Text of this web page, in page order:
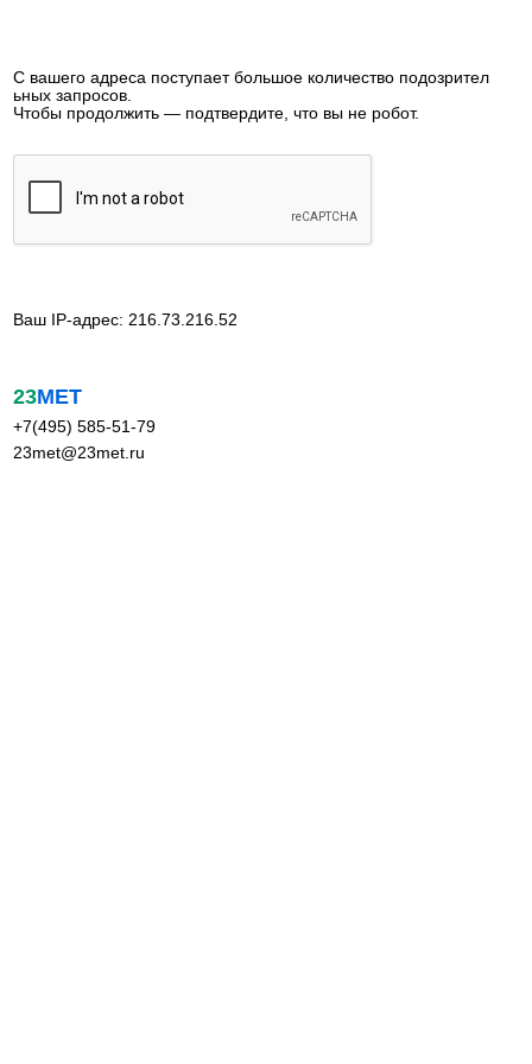
С вашего адреса поступает большое количество подозрител
ьных запросов.
Чтобы продолжить — подтвердите, что вы не робот.
Ваш IP-адрес: 216.73.216.52
23МЕТ
+7(495) 585-51-79
23met@23met.ru